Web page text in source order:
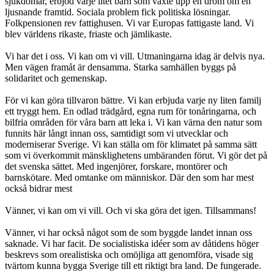
ljusnande framtid. Sociala problem fick politiska lösningar.
Folkpensionen rev fattighusen. Vi var Europas fattigaste land. Vi
blev världens rikaste, friaste och jämlikaste.
Vi har det i oss. Vi kan om vi vill. Utmaningarna idag är delvis nya.
Men vägen framåt är densamma. Starka samhällen byggs på
solidaritet och gemenskap.
För vi kan göra tillvaron bättre. Vi kan erbjuda varje ny liten familj
ett tryggt hem. En odlad trädgård, egna rum för tonåringarna, och
bilfria områden för våra barn att leka i. Vi kan värna den natur som
funnits här långt innan oss, samtidigt som vi utvecklar och
moderniserar Sverige. Vi kan ställa om för klimatet på samma sätt
som vi överkommit mänsklighetens umbäranden förut. Vi gör det på
det svenska sättet. Med ingenjörer, forskare, montörer och
barnskötare. Med omtanke om människor. Där den som har mest
också bidrar mest
Vänner, vi kan om vi vill. Och vi ska göra det igen. Tillsammans!
Vänner, vi har också något som de som byggde landet innan oss
saknade. Vi har facit. De socialistiska idéer som av dåtidens höger
beskrevs som orealistiska och omöjliga att genomföra, visade sig
tvärtom kunna bygga Sverige till ett riktigt bra land. De fungerade.